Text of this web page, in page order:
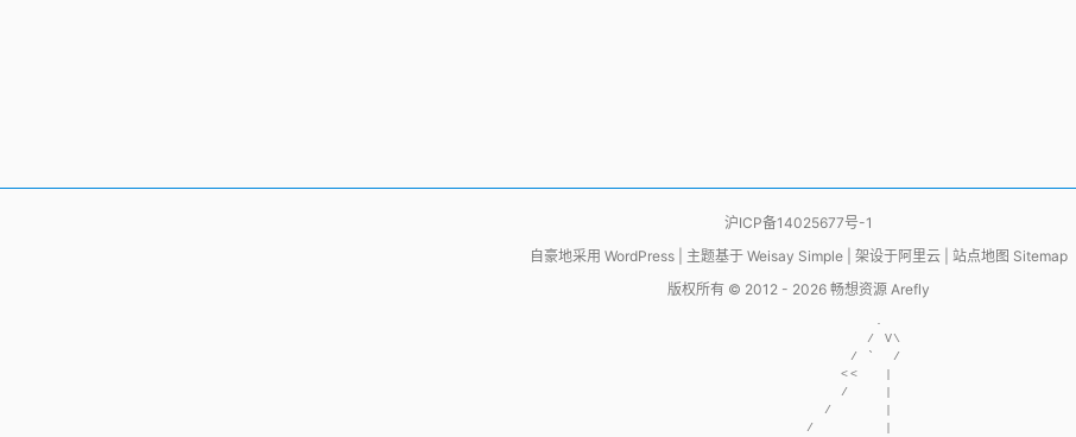
沪ICP备14025677号-1
自豪地采用 WordPress| 主题基于 Weisay Simple| 架设于阿里云| 站点地图 Sitemap
版权所有 © 2012 - 2026 畅想资源 Arefly
                     .
                    / V\
                  / `  /
                 <<   |
                 /    |
               /      |
             /        |